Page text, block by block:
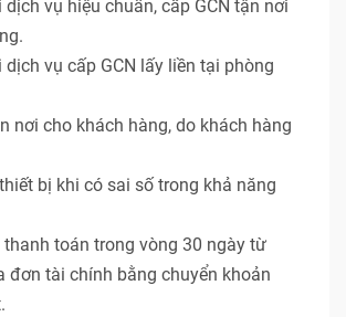
vụ hiệu chuẩn, cấp GCN tận nơi
vụ cấp GCN lấy liền tại phòng
nơi cho khách hàng, do khách hàng
bị khi có sai số trong khả năng
toán trong vòng 30 ngày từ
đơn tài chính bằng chuyển khoản